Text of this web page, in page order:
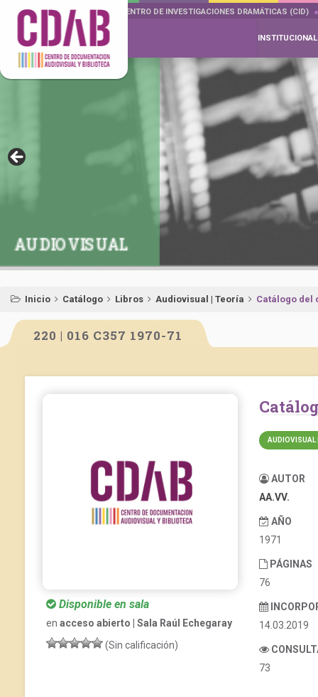
DOCUMENTA DRAMÁTICAS CENTRO DE INVESTIGACIONES DRAMÁTICAS (CID)
INSTITUCIONAL
AUDIOVISUAL
Inicio Catálogo Libros Audiovisual | Teoría Catálogo del
220 | 016 C357 1970-71
Disponible en sala
en acceso abierto | Sala Raúl Echegaray
(Sin calificación)
AUDIOVISUAL
AUTOR
AA.VV.
AÑO
1971
PÁGINAS
76
14.03.2019
73